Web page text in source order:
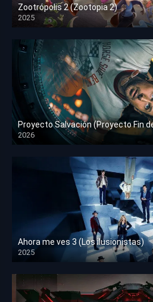
Zootrópolis 2 (Zootopia 2)
2025
HD 1080p
Proyecto Salvación (Proyecto Fin
2026
HD 1080p
Ahora me ves 3 (Los ilusionistas)
2025
HD 1080p